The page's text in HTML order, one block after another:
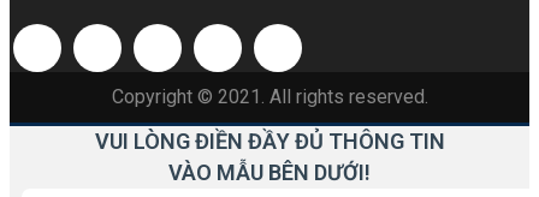
Copyright © 2021. All rights reserved.
VUI LÒNG ĐIỀN ĐẦY ĐỦ THÔNG TIN
VÀO MẪU BÊN DƯỚI!